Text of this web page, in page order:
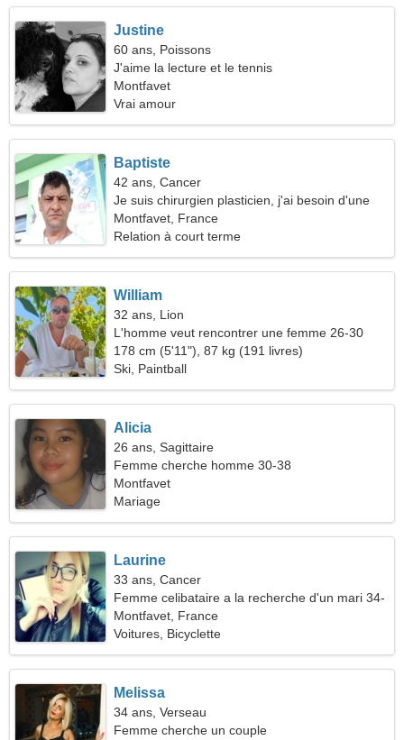
Justine
60 ans, Poissons
J'aime la lecture et le tennis
Montfavet
Vrai amour
Baptiste
42 ans, Cancer
Je suis chirurgien plasticien, j'ai besoin d'une
femme joyeuse
Montfavet, France
Relation à court terme
William
32 ans, Lion
L'homme veut rencontrer une femme 26-30
178 cm (5'11"), 87 kg (191 livres)
Ski, Paintball
Alicia
26 ans, Sagittaire
Femme cherche homme 30-38
Montfavet
Mariage
Laurine
33 ans, Cancer
Femme celibataire a la recherche d'un mari 34-
43
Montfavet, France
Voitures, Bicyclette
Melissa
34 ans, Verseau
Femme cherche un couple